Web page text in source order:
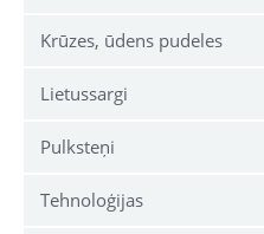
Krūzes, ūdens pudeles
Lietussargi
Pulksteņi
Tehnoloģijas